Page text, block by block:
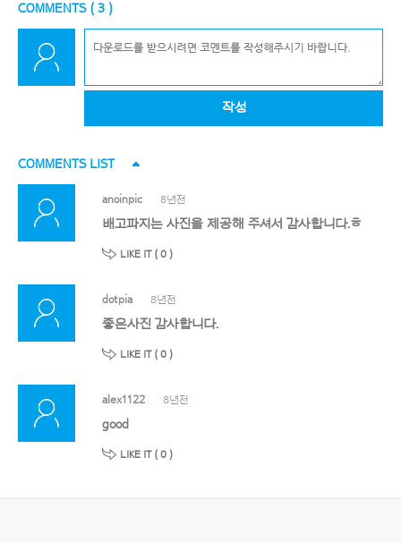
COMMENTS ( 3 )
작성
COMMENTS LIST
anoinpic 8년전
배고파지는 사진을 제공해 주셔서 감사합니다.ㅎ
LIKE IT ( 0 )
dotpia 8년전
좋은사진 감사합니다.
LIKE IT ( 0 )
alex1122 8년전
good
LIKE IT ( 0 )